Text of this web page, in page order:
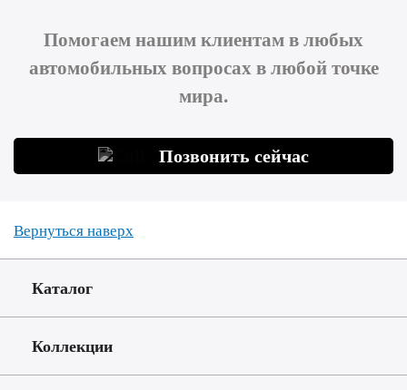
Помогаем нашим клиентам в любых
автомобильных вопросах в любой точке
мира.
Позвонить сейчас
Вернуться наверх
Каталог
Коллекции